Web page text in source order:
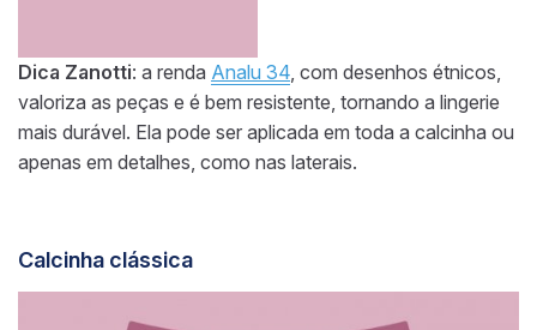
Dica Zanotti: a renda Analu 34, com desenhos étnicos,
valoriza as peças e é bem resistente, tornando a lingerie
mais durável. Ela pode ser aplicada em toda a calcinha ou
apenas em detalhes, como nas laterais.
Calcinha clássica